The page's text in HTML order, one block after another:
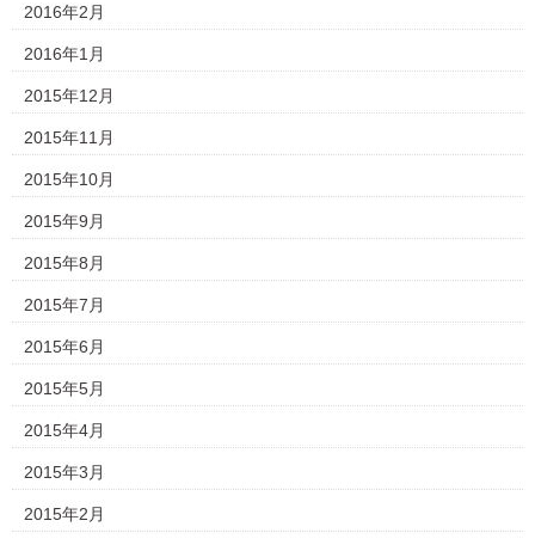
2016年2月
2016年1月
2015年12月
2015年11月
2015年10月
2015年9月
2015年8月
2015年7月
2015年6月
2015年5月
2015年4月
2015年3月
2015年2月